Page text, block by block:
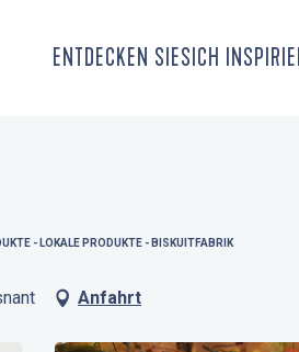
ENTDECKEN SIESICH
- LOKALE PRODUKTE - BISKUITFABRIK
Anfahrt